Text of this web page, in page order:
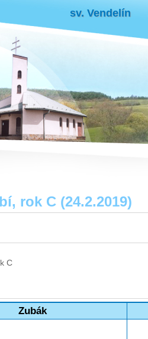
sv. Vendelín
rok C (24.2.2019)
C
Zubák